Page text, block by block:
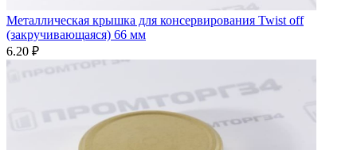
Металлическая крышка для консервирования Twist off
(закручивающаяся) 66 мм
6.20 ₽